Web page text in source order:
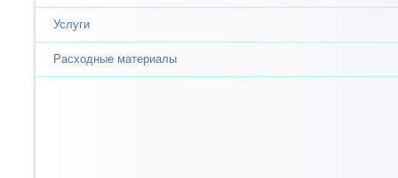
Услуги
Расходные материалы